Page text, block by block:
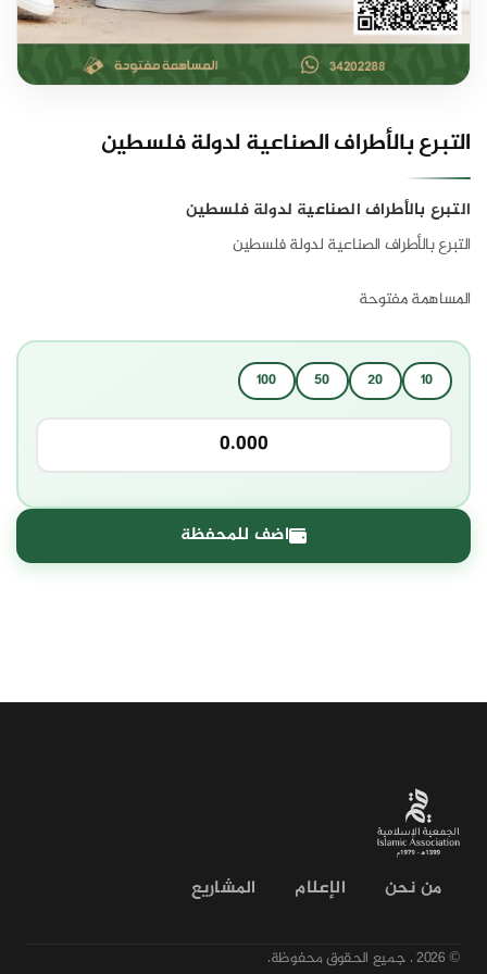
التبرع بالأطراف الصناعية لدولة فلسطين
التبرع بالأطراف الصناعية لدولة فلسطين
التبرع بالأطراف الصناعية لدولة فلسطين
المساهمة مفتوحة
10
20
50
100
اضف للمحفظة
من نحن الإعلام المشاريع
© 2026 . جميع الحقوق محفوظة.